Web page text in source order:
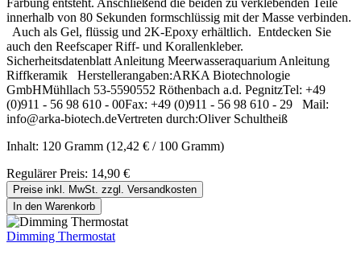
innerhalb von 80 Sekunden formschlüssig mit der Masse verbinden.
Auch als Gel, flüssig und 2K-Epoxy erhältlich. Entdecken Sie
auch den Reefscaper Riff- und Korallenkleber.
Sicherheitsdatenblatt Anleitung Meerwasseraquarium Anleitung
Riffkeramik Herstellerangaben:ARKA Biotechnologie
GmbHMühllach 53-5590552 Röthenbach a.d. PegnitzTel: +49
(0)911 - 56 98 610 - 00Fax: +49 (0)911 - 56 98 610 - 29 Mail:
info@arka-biotech.deVertreten durch:Oliver Schultheiß
Inhalt: 120 Gramm (12,42 € / 100 Gramm)
Regulärer Preis: 14,90 €
Preise inkl. MwSt. zzgl. Versandkosten
In den Warenkorb
Dimming Thermostat